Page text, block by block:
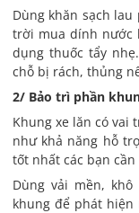
Dùng khăn sạch
trời mua dính nước
dụng thuốc tẩy
chỗ bị rách, thủng
2/ Bảo trì phần
Khung xe lăn có vai
như khả năng hỗ
tốt nhất các bạn
Dùng vải mền,
khung để phát